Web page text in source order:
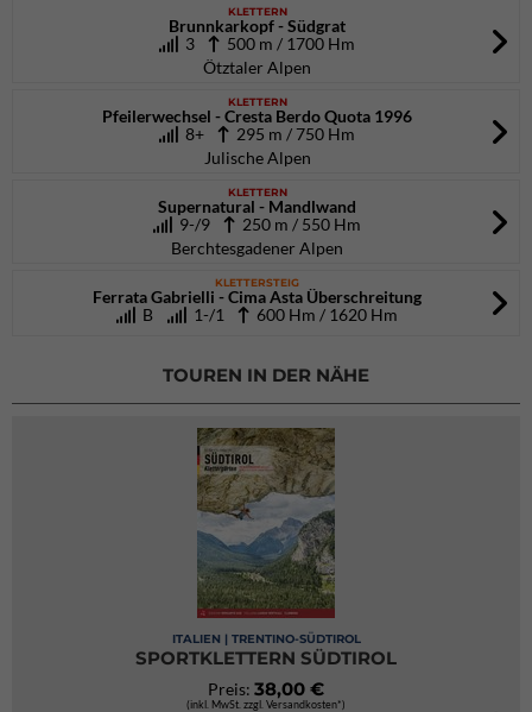
KLETTERN
Brunnkarkopf - Südgrat
3
500 m / 1700 Hm
Ötztaler Alpen
KLETTERN
Pfeilerwechsel - Cresta Berdo Quota 1996
8+
295 m / 750 Hm
Julische Alpen
KLETTERN
Supernatural - Mandlwand
9-/9
250 m / 550 Hm
Berchtesgadener Alpen
KLETTERSTEIG
Ferrata Gabrielli - Cima Asta Überschreitung
B
1-/1 600 Hm / 1620 Hm
TOUREN IN DER NÄHE
ITALIEN | TRENTINO-SÜDTIROL
SPORTKLETTERN SÜDTIROL
Preis: 38,00 €
(inkl. MwSt. zzgl. Versandkosten*)